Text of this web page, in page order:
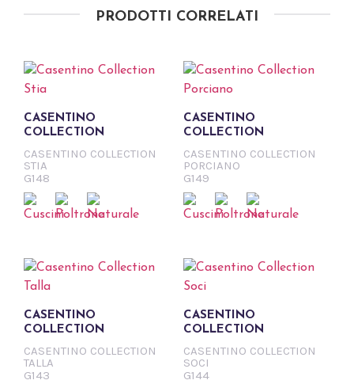
PRODOTTI CORRELATI
CASENTINO
COLLECTION
CASENTINO COLLECTION
STIA
G148
CASENTINO
COLLECTION
CASENTINO COLLECTION
PORCIANO
G149
CASENTINO
COLLECTION
CASENTINO COLLECTION
TALLA
G143
CASENTINO
COLLECTION
CASENTINO COLLECTION
SOCI
G144